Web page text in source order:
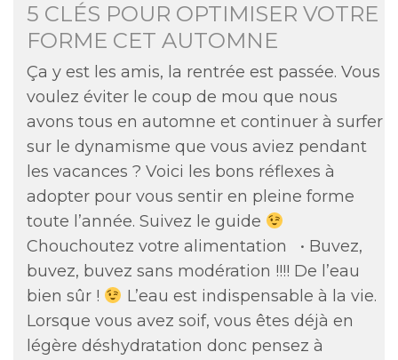
5 CLÉS POUR OPTIMISER VOTRE
FORME CET AUTOMNE
Ça y est les amis, la rentrée est passée. Vous
voulez éviter le coup de mou que nous
avons tous en automne et continuer à surfer
sur le dynamisme que vous aviez pendant
les vacances ? Voici les bons réflexes à
adopter pour vous sentir en pleine forme
toute l’année. Suivez le guide
Chouchoutez votre alimentation • Buvez,
buvez, buvez sans modération !!!! De l’eau
bien sûr !
L’eau est indispensable à la vie.
Lorsque vous avez soif, vous êtes déjà en
légère déshydratation donc pensez à